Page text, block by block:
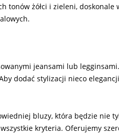
tonów żółci i zieleni,
jeansami lub
dodać stylizacji nieco
bluzy, która będzie nie
kryteria. Oferujemy